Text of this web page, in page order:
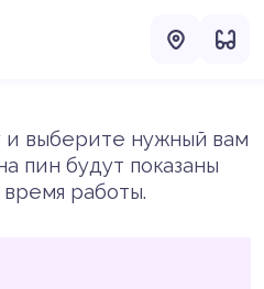
и выберите нужный вам
пин будут показаны
работы.